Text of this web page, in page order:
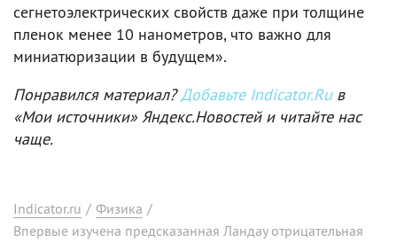
сегнетоэлектрических свойств даже при толщине
пленок менее 10 нанометров, что важно для
миниатюризации в будущем».
Понравился материал?Добавьте Indicator.Ruв
«Мои источники» Яндекс.Новостей и читайте нас
чаще.
Indicator.ru / Физика /
Впервые изучена предсказанная Ландау отрицательная